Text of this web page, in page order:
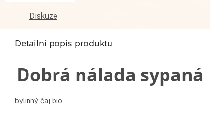
Diskuze
Detailní popis produktu
Dobrá nálada sypaná
bylinný čaj bio